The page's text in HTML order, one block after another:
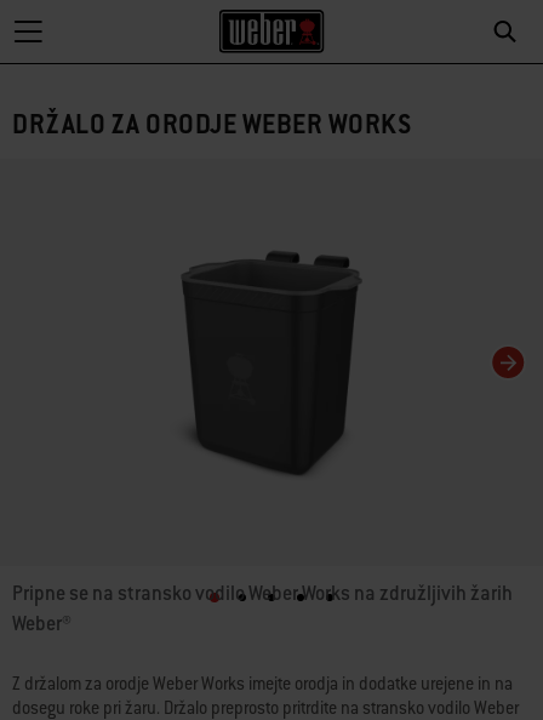
DRŽALO ZA ORODJE WEBER WORKS
Pripne se na stransko vodilo Weber Works na združljivih žarih
Weber®
Z držalom za orodje Weber Works imejte orodja in dodatke urejene in na
dosegu roke pri žaru. Držalo preprosto pritrdite na stransko vodilo Weber